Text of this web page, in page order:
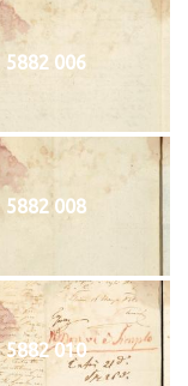
5882 006
5882 008
5882 010